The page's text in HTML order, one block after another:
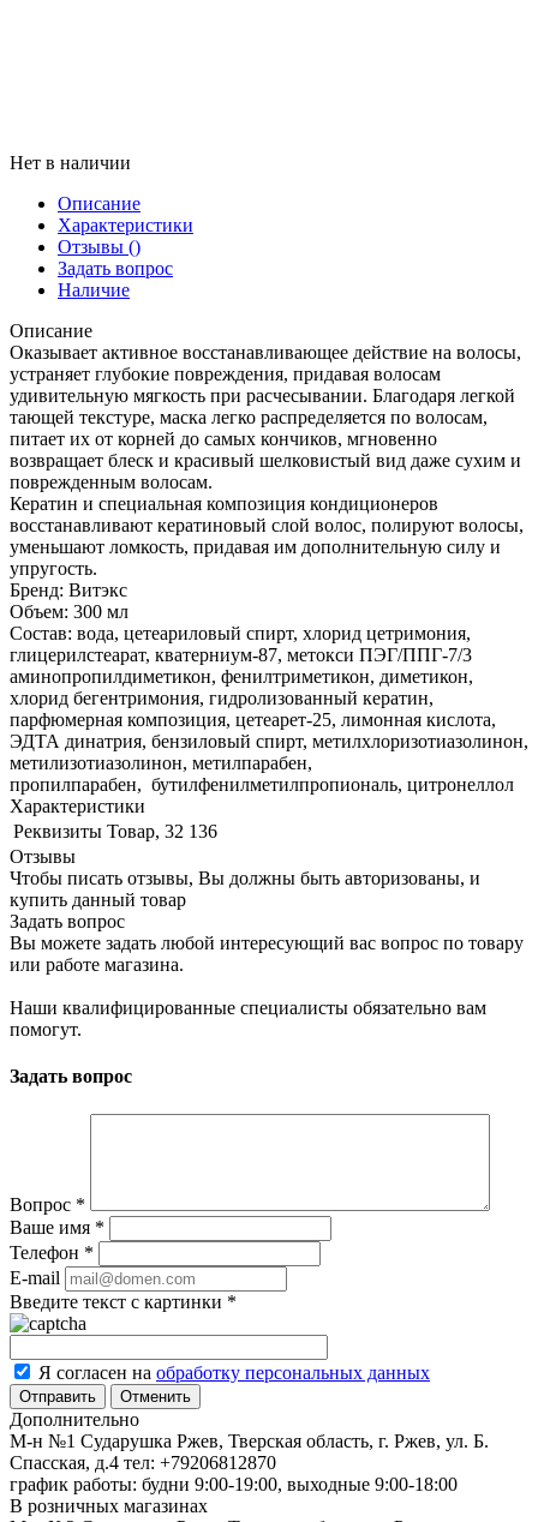
Нет в наличии
Описание
Характеристики
Отзывы ()
Задать вопрос
Наличие
Описание
Оказывает активное восстанавливающее действие на волосы,
устраняет глубокие повреждения, придавая волосам
удивительную мягкость при расчесывании. Благодаря легкой
тающей текстуре, маска легко распределяется по волосам,
питает их от корней до самых кончиков, мгновенно
возвращает блеск и красивый шелковистый вид даже сухим и
поврежденным волосам.
Кератин и специальная композиция кондиционеров
восстанавливают кератиновый слой волос, полируют волосы,
уменьшают ломкость, придавая им дополнительную силу и
упругость.
Бренд: Витэкс
Объем: 300 мл
Состав: вода, цетеариловый спирт, хлорид цетримония,
глицерилстеарат, кватерниум-87, метокси ПЭГ/ППГ-7/3
аминопропилдиметикон, фенилтриметикон, диметикон,
хлорид бегентримония, гидролизованный кератин,
парфюмерная композиция, цетеарет-25, лимонная кислота,
ЭДТА динатрия, бензиловый спирт, метилхлоризотиазолинон,
метилизотиазолинон, метилпарабен,
пропилпарабен, бутилфенилметилпропиональ, цитронеллол
Характеристики
Реквизиты Товар, 32 136
Отзывы
Чтобы писать отзывы, Вы должны быть авторизованы, и
купить данный товар
Задать вопрос
Вы можете задать любой интересующий вас вопрос по товару
или работе магазина.
Наши квалифицированные специалисты обязательно вам
помогут.
Задать вопрос
Вопрос *
Ваше имя *
Телефон *
E-mail
Введите текст с картинки *
Я согласен на обработку персональных данных
Отменить
Дополнительно
М-н №1 Сударушка Ржев, Тверская область, г. Ржев, ул. Б.
Спасская, д.4 тел: +79206812870
график работы: будни 9:00-19:00, выходные 9:00-18:00
В розничных магазинах